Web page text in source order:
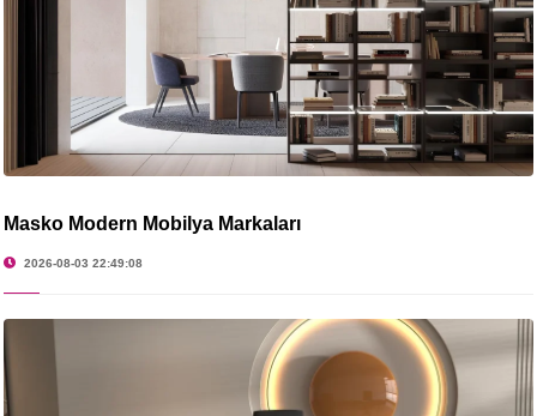
Masko Modern Mobilya Markaları
2026-08-03 22:49:08